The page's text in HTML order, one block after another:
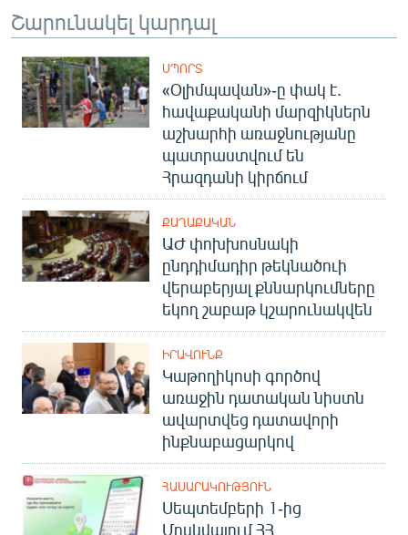
Շարունակել կարդալ
ՍՊՈՐՏ
«Օլիմպավան»-ը փակ է.
հավաքականի մարզիկներն
աշխարհի առաջնությանը
պատրաստվում են
Հրազդանի կիրճում
ՔԱՂԱՔԱԿԱՆ
ԱԺ փոխխոսնակի
ընդդիմադիր թեկնածուի
վերաբերյալ քննարկումները
եկող շաբաթ կշարունակվեն
ԻՐԱՎՈՒՆՔ
Կաթողիկոսի գործով
առաջին դատական նիստն
ավարտվեց դատավորի
ինքնաբացարկով
ՀԱՍԱՐԱԿՈՒԹՅՈՒՆ
Սեպտեմբերի 1-ից
Մոսկվայում ՀՀ